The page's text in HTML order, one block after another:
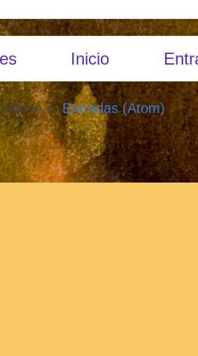
Inicio
a:Entradas (Atom)